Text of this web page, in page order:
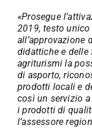
«Prosegue
2019, testo unico
all’approvazione
didattiche e
agriturismi la
di asporto,
prodotti locali e
così un servizio
i prodotti di
l’assessore